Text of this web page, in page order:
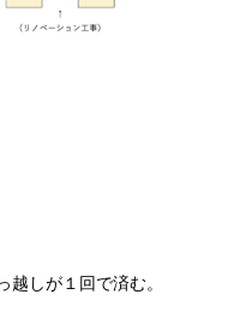
しが１回で済む。